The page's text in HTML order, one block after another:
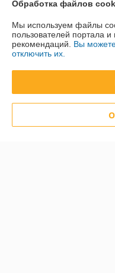
О нас
Контакты
Обработка файлов
Мы используем файлы
пользователей портала
рекомендаций. Вы
отключить их.